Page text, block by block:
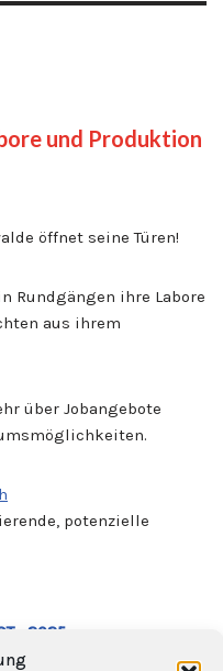
und Produktion
öffnet seine Türen!
Rundgängen ihre Labore
aus ihrem
über Jobangebote
potenzielle